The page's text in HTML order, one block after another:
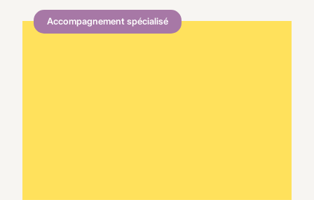
Accompagnement spécialisé